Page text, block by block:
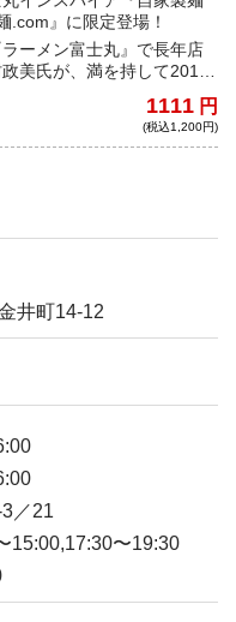
.com』に限定登場！
ーメン富士丸』で長年店
美氏が、満を持して2019
から大注目で、常に行列の
店だ。豚の旨味がガンガン
るまで茹でた野菜と極旨
ドマークのナルトをトッ
のNO11が自宅で味わえ
1111 円
(税込1,200円)
井町14-12
／21
15:00,17:30〜19:30